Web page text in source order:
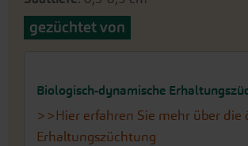
gezüchtet von
Biologisch-dynamische
>>Hier erfahren Sie mehr über die
Erhaltungszüchtung